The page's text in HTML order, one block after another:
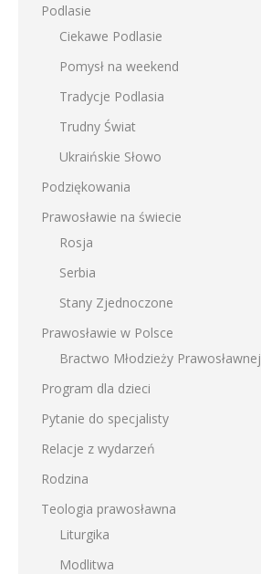
Podlasie
Ciekawe Podlasie
Pomysł na weekend
Tradycje Podlasia
Trudny Świat
Ukraińskie Słowo
Podziękowania
Prawosławie na świecie
Rosja
Serbia
Stany Zjednoczone
Prawosławie w Polsce
Bractwo Młodzieży Prawosławnej
Program dla dzieci
Pytanie do specjalisty
Relacje z wydarzeń
Rodzina
Teologia prawosławna
Liturgika
Modlitwa